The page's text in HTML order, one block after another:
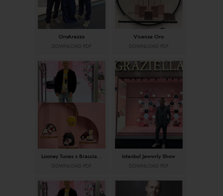
OroArezzo
DOWNLOAD PDF
Vicenza Oro
DOWNLOAD PDF
Looney Tunes x Braccialini
DOWNLOAD PDF
Istanbul Jewwrly Show
DOWNLOAD PDF